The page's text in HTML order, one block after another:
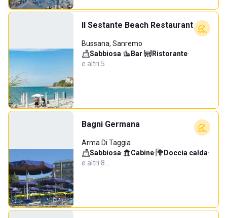
Il Sestante Beach Restaurant
Bussana, Sanremo
Sabbiosa· Bar· Ristorante·
e altri 5…
Bagni Germana
Arma Di Taggia
Sabbiosa· Cabine· Doccia calda·
e altri 8…